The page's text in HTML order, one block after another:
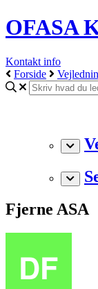
OFASA
Kontakt info
Forside
Fjerne ASA